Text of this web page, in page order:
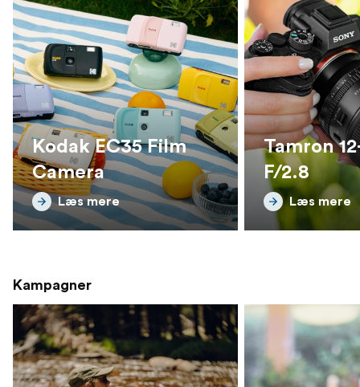
Kodak EC35 Film
Camera
Læs mere
Tamron
F/2.8
Læs mere
Kampagner